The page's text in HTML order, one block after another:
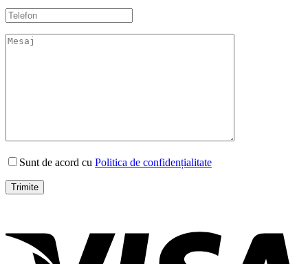
Sunt de acord cu Politica de confidențialitate